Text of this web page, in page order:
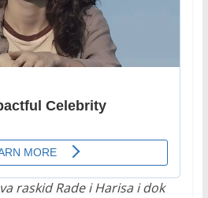
raskid Rade i Harisa i dok